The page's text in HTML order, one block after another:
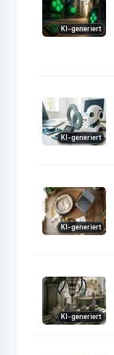
KI-generiert
KI-generiert
KI-generiert
KI-generiert